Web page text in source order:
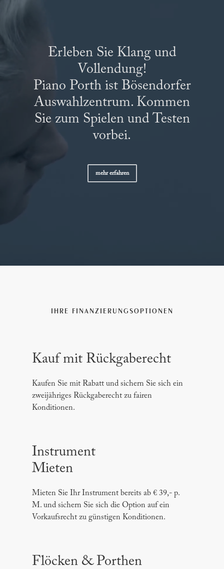
Erleben Sie Klang und
Vollendung!
Piano Porth ist Bösendorfer
Auswahlzentrum. Kommen
Sie zum Spielen und Testen
vorbei.
mehr erfahren
IHRE FINANZIERUNGSOPTIONEN
Kauf mit Rückgaberecht
Kaufen Sie mit Rabatt und sichern Sie sich ein
zweijähriges Rückgaberecht zu fairen
Konditionen.
Instrument
Mieten
Mieten Sie Ihr Instrument bereits ab € 39,- p.
M. und sichern Sie sich die Option auf ein
Vorkaufsrecht zu günstigen Konditionen.
Flöcken & Porthen